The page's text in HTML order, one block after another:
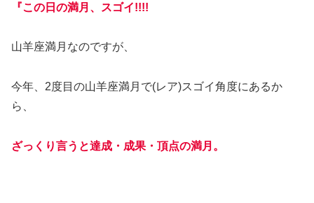
『この日の満月、スゴイ!!!!
山羊座満月なのですが、
今年、2度目の山羊座満月で(レア)スゴイ角度にあるか
ら、
ざっくり言うと達成・成果・頂点の満月。